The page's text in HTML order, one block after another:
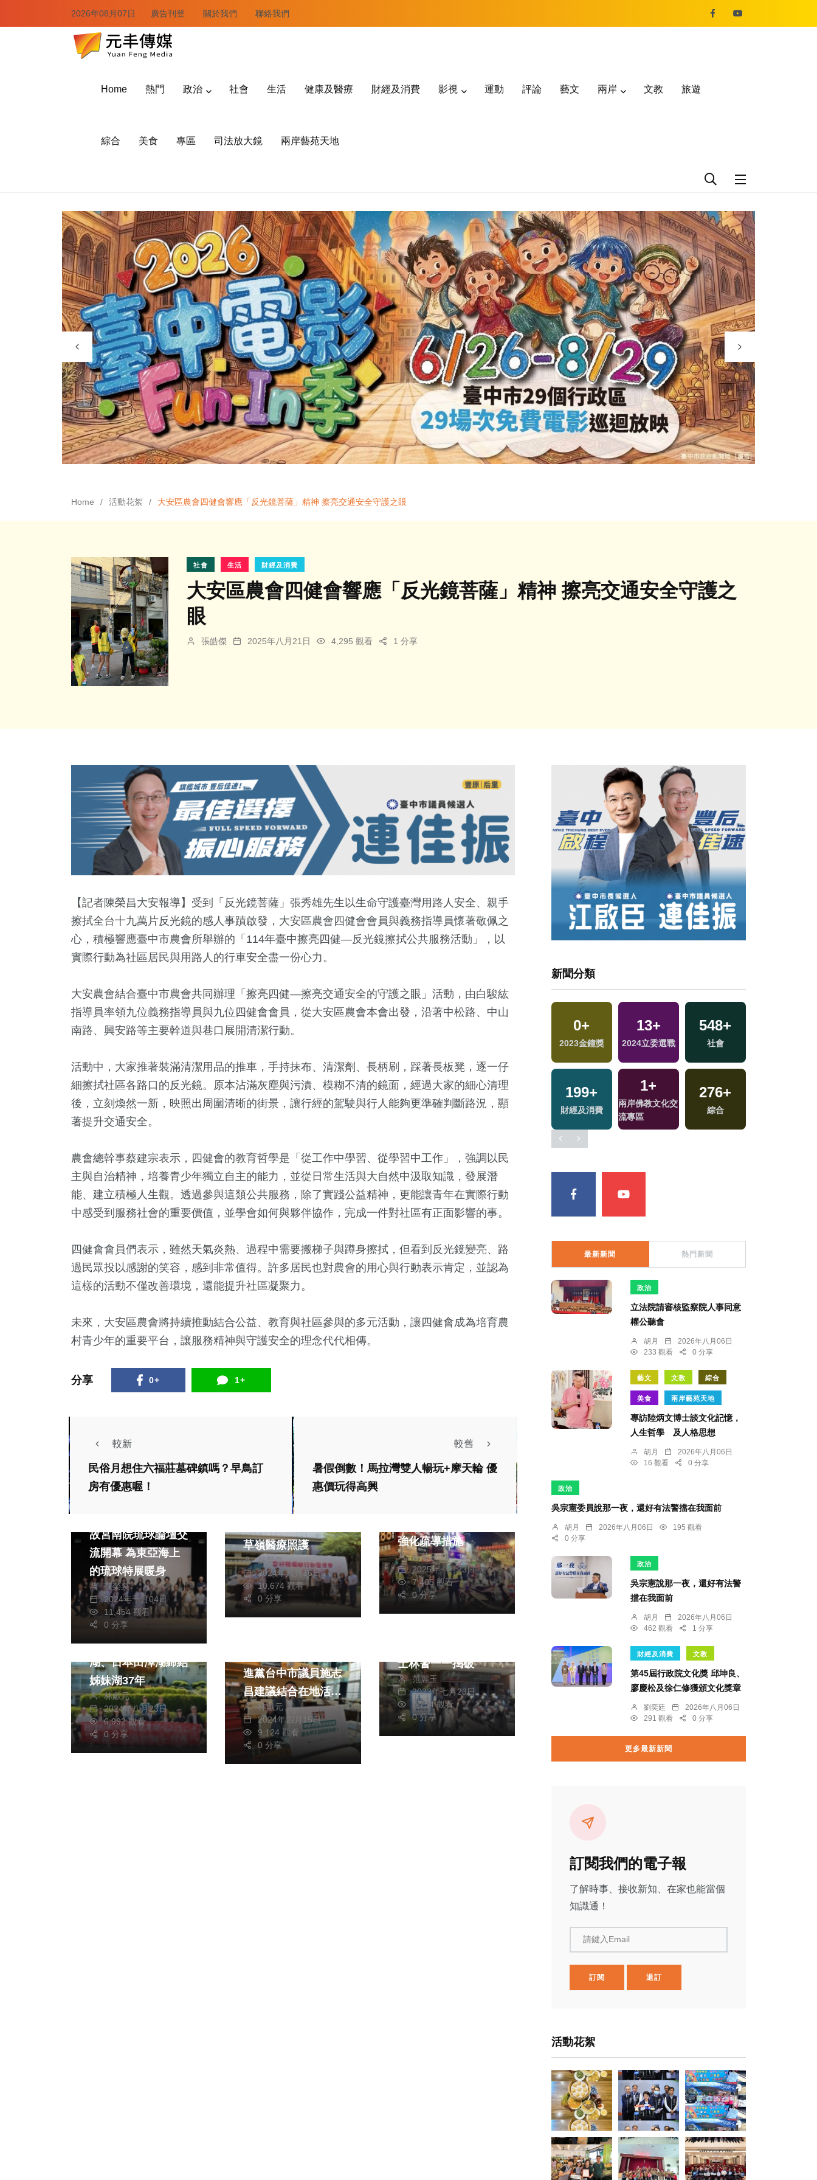
2026年08月07日 廣告刊登 關於我們 聯絡我們
Home 熱門 政治 社會 生活 健康及醫療 財經及消費 影視 運動 評論 藝文 兩岸 文教 旅遊
綜合 美食 專區 司法放大鏡 兩岸藝苑天地
Home 活動花絮 大安區農會四健會響應「反光鏡菩薩」精神 擦亮交通安全守護之眼
社會 生活 財經及消費
大安區農會四健會響應「反光鏡菩薩」精神 擦亮交通安全守護之
眼
張皓傑 2025年八月21日 4,295 觀看 1 分享
【記者陳榮昌大安報導】受到「反光鏡菩薩」張秀雄先生以生命守護臺灣用路人安全、親手
擦拭全台十九萬片反光鏡的感人事蹟啟發，大安區農會四健會會員與義務指導員懷著敬佩之
心，積極響應臺中市農會所舉辦的「114年臺中擦亮四健—反光鏡擦拭公共服務活動」，以
實際行動為社區居民與用路人的行車安全盡一份心力。
大安農會結合臺中市農會共同辦理「擦亮四健—擦亮交通安全的守護之眼」活動，由白駿紘
指導員率領九位義務指導員與九位四健會會員，從大安區農會本會出發，沿著中松路、中山
南路、興安路等主要幹道與巷口展開清潔行動。
活動中，大家推著裝滿清潔用品的推車，手持抹布、清潔劑、長柄刷，踩著長板凳，逐一仔
細擦拭社區各路口的反光鏡。原本沾滿灰塵與污漬、模糊不清的鏡面，經過大家的細心清理
後，立刻煥然一新，映照出周圍清晰的街景，讓行經的駕駛與行人能夠更準確判斷路況，顯
著提升交通安全。
農會總幹事蔡建宗表示，四健會的教育哲學是「從工作中學習、從學習中工作」，強調以民
主與自治精神，培養青少年獨立自主的能力，並從日常生活與大自然中汲取知識，發展潛
能、建立積極人生觀。透過參與這類公共服務，除了實踐公益精神，更能讓青年在實際行動
中感受到服務社會的重要價值，並學會如何與夥伴協作，完成一件對社區有正面影響的事。
四健會會員們表示，雖然天氣炎熱、過程中需要搬梯子與蹲身擦拭，但看到反光鏡變亮、路
過民眾投以感謝的笑容，感到非常值得。許多居民也對農會的用心與行動表示肯定，並認為
這樣的活動不僅改善環境，還能提升社區凝聚力。
未來，大安區農會將持續推動結合公益、教育與社區參與的多元活動，讓四健會成為培育農
村青少年的重要平台，讓服務精神與守護安全的理念代代相傳。
分享 0+ 1+
較新
民俗月想住六福莊墓碑鎮嗎？早鳥訂
房有優惠喔！
較舊
暑假倒數！馬拉灣雙人暢玩+摩天輪 優
惠價玩得高興
熱門 社會
生活 藝文
故宮南院琉球論壇交
流開幕 為東亞海上
的琉球特展暖身
蘇榮泉
2024年十月04日
11,454 觀看
0 分享
社會 生活
鈺齊國際捐贈行動醫
草嶺醫療照護
蘇榮泉
2024年八月16日
10,674 觀看
0 分享
社會 生活
強化疏導措施
蘇榮泉
2025年一月23日
7,405 觀看
0 分享
政治 生活
財經及消費
再現台日友好 澄清
湖、日本田澤湖締結
姊妹湖37年
林獻元
2024年八月23日
6,992 觀看
0 分享
進黨台中市議員施志
昌建議結合在地活動
促觀光
林獻元
2024年四月15日
9,124 觀看
0 分享
士林警一一搗破
范麗玉
2023年七月23日
7,754 觀看
0 分享
新聞分類
+ 13+
兩岸道教文化交
+
兩岸
164+
旅遊
4+ 0+
福建林公信俗文
438+
政治
26+
影視
269+
文教
8+
司法放大鏡
3+
綜藝
28
0+
2023金鐘獎
13+
2024立委選戰
548+
社會
199+
財經及消費
1+
兩岸佛教文化交
流專區
276+
綜合
最新新聞 熱門新聞
政治
立法院請審核監察院人事同意
權公聽會
胡月
2026年八月06日
233 觀看
0 分享
藝文 文教 綜合
美食 兩岸藝苑天地
專訪陸炳文博士談文化記憶，
人生哲學 及人格思想
胡月
2026年八月06日
16 觀看
0 分享
政治
吳宗憲委員說那一夜，還好有法警擋在我面前
胡月 2026年八月06日
195 觀看
0 分享
政治
吳宗憲說那一夜，還好有法警
擋在我面前
胡月
2026年八月06日
462 觀看
1 分享
財經及消費 文教
第45屆行政院文化獎 邱坤良、
廖慶松及徐仁修獲頒文化獎章
劉奕廷
2026年八月06日
291 觀看
0 分享
更多最新新聞
訂閱我們的電子報
了解時事、接收新知、在家也能當個
知識通！
請鍵入Email
訂閱 退訂
活動花絮